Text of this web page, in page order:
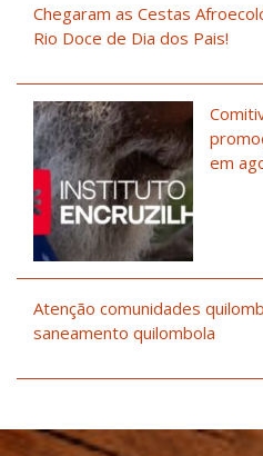
Chegaram as Cestas
Rio Doce de Dia dos Pais!
em
Atenção comunidades
saneamento quilombola